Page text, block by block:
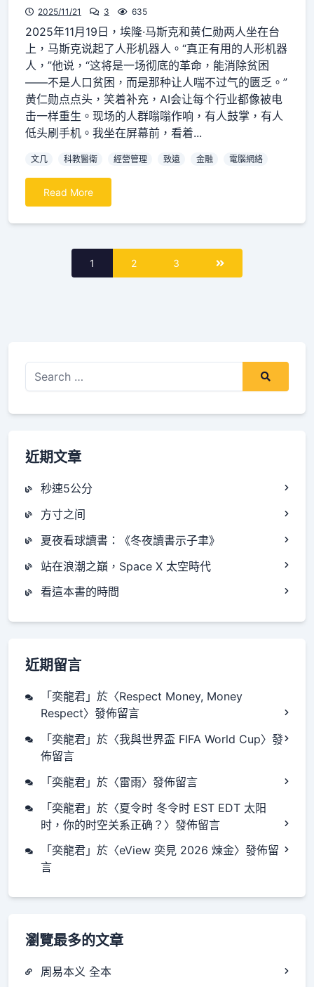
2025/11/21 3 635
2025年11月19日，埃隆·马斯克和黄仁勋两人坐在台
上，马斯克说起了人形机器人。“真正有用的人形机器
人，”他说，“这将是一场彻底的革命，能消除贫困
——不是人口贫困，而是那种让人喘不过气的匮乏。”
黄仁勋点点头，笑着补充，AI会让每个行业都像被电
击一样重生。现场的人群嗡嗡作响，有人鼓掌，有人
低头刷手机。我坐在屏幕前，看着...
文几 科教醫衛 經營管理 致遠 金融 電腦網絡
Read More
1 2 3
Search
for:
近期文章
秒速5公分
方寸之间
夏夜看球讀書：《冬夜讀書示子聿》
站在浪潮之巔，Space X 太空時代
看這本書的時間
近期留言
「奕龍君 」於〈Respect Money, Money
Respect〉發佈留言
「奕龍君 」於〈我與世界盃 FIFA World Cup〉發
佈留言
「奕龍君 」於〈雷雨〉發佈留言
「奕龍君 」於〈夏令时 冬令时 EST EDT 太阳
时，你的时空关系正确？ 〉發佈留言
「奕龍君 」於〈eView 奕見 2026 煉金〉發佈留
言
瀏覽最多的文章
周易本义 全本